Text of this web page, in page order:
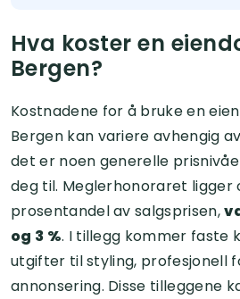
Hva koster en
Bergen?
Kostnadene for å bruke en
Bergen kan variere avhengig
det er noen generelle
deg til. Meglerhonoraret ligger
prosentandel av salgsprisen,
og 3 %. I tillegg kommer faste
utgifter til styling, profesjonell
annonsering. Disse tilleggene